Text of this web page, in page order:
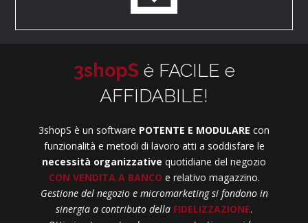
3shopS è FACILE e
AFFIDABILE!
3shopS è un software POTENTE E MODULARE con
funzionalità e metodi di lavoro atti a soddisfare le
necessità organizzative quotidiane del negozio
CON VENDITA A BANCO e relativo magazzino.
Gestione del negozio e micromarketing si fondono in
sinergia a contributo della FIDELIZZAZIONE.